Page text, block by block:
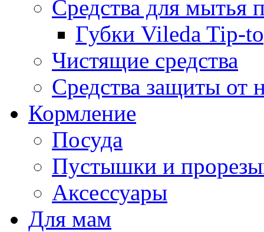
Средства для мытья
Губки Vileda Tip-
Чистящие средства
Средства защиты от
Кормление
Посуда
Пустышки и
Аксессуары
Для мам